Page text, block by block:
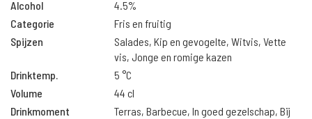
Alcohol
4.5%
Categorie
Fris en fruitig
Spijzen
Salades, Kip en gevogelte, Witvis, Vette
vis, Jonge en romige kazen
Drinktemp.
5 °C
Volume
44 cl
Drinkmoment
Terras, Barbecue, In goed gezelschap, Bij